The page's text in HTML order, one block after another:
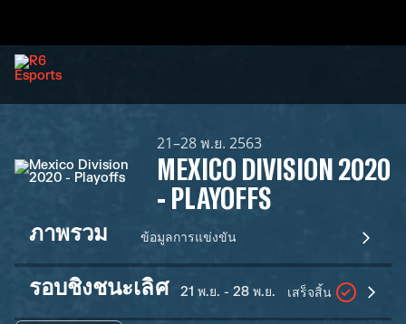
21–28 พ.ย. 2563
MEXICO DIVISION 2020
- PLAYOFFS
ภาพรวม ข้อมูลการแข่งขัน
รอบชิงชนะเลิศ 21 พ.ย. - 28 พ.ย. เสร็จสิ้น